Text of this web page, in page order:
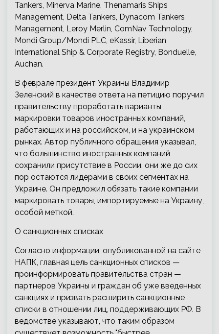
Tankers, Minerva Marine, Thenamaris Ships
Management, Delta Tankers, Dynacom Tankers
Management, Leroy Merlin, ComNav Technology,
Mondi Group/Mondi PLC, eKassir, Liberian
International Ship & Corporate Registry, Bonduelle,
Auchan.
В феврале президент Украины Владимир
Зеленский в качестве ответа на петицию поручил
правительству проработать варианты
маркировки товаров иностранных компаний,
работающих и на российском, и на украинском
рынках. Автор публичного обращения указывал,
что большинство иностранных компаний
сохранили присутствие в России, они же до сих
пор остаются лидерами в своих сегментах на
Украине. Он предложил обязать такие компании
маркировать товары, импортируемые на Украину,
особой меткой.
О санкционных списках
Согласно информации, опубликованной на сайте
НАПК, главная цель санкционных списков —
проинформировать правительства стран —
партнеров Украины и граждан об уже введенных
санкциях и призвать расширить санкционные
списки в отношении лиц, поддерживающих РФ. В
ведомстве указывают, что таким образом